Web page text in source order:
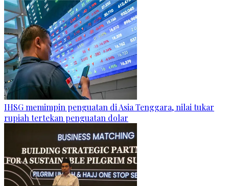
IHSG memimpin penguatan di Asia Tenggara, nilai tukar
rupiah tertekan penguatan dolar